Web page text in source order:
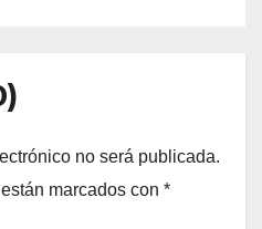
no será publicada.
marcados con *